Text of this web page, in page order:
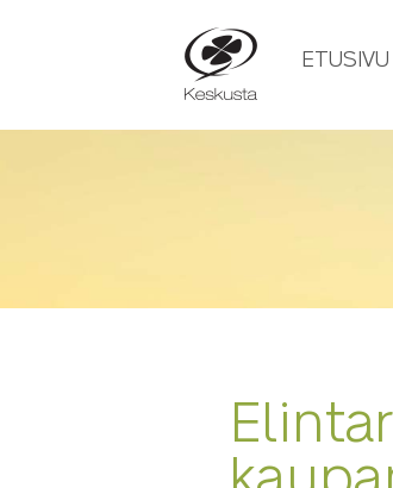
ETUSIVU